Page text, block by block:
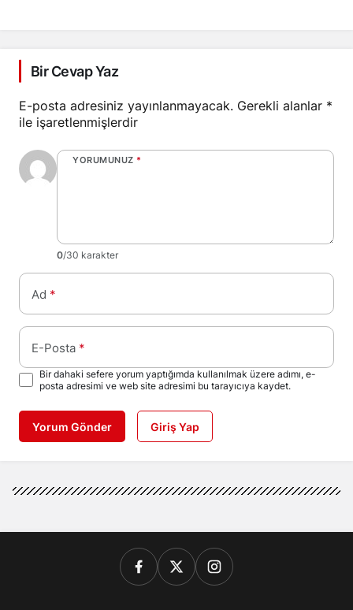
Bir Cevap Yaz
E-posta adresiniz yayınlanmayacak. Gerekli alanlar *
ile işaretlenmişlerdir
YORUMUNUZ *
0/30 karakter
Ad *
E-Posta *
Bir dahaki sefere yorum yaptığımda kullanılmak üzere adımı, e-
posta adresimi ve web site adresimi bu tarayıcıya kaydet.
Yorum Gönder Giriş Yap